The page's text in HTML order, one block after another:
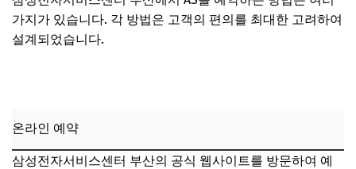
가지가 있습니다. 각 방법은 고객의 편의를 최대한 고려하여
설계되었습니다.
온라인 예약
삼성전자서비스센터 부산의 공식 웹사이트를 방문하여 예